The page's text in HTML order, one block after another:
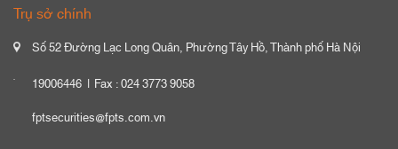
Trụ sở chính
Số 52 Đường Lạc Long Quân, Phường Tây Hồ, Thành phố Hà Nội
19006446
Fax : 024 3773 9058
fptsecurities@fpts.com.vn